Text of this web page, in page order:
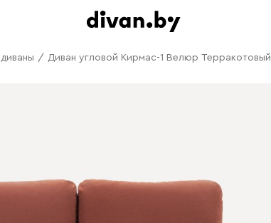
/ Диван угловой Кирмас-1 Велюр Терракотовый